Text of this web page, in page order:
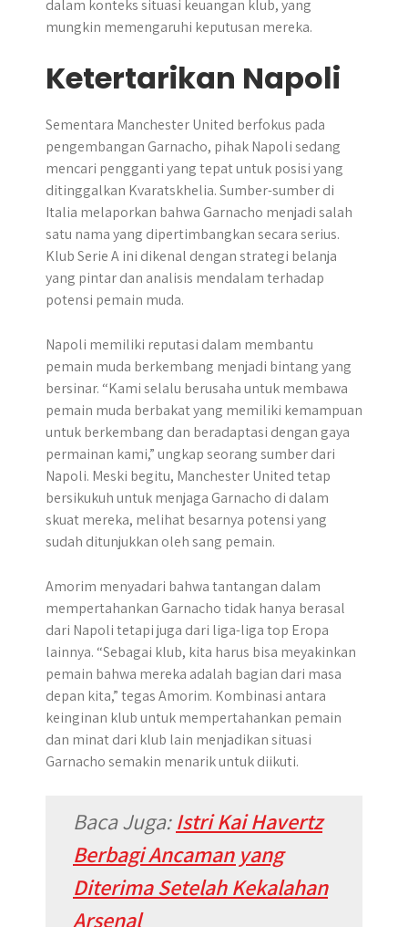
dalam konteks situasi keuangan klub, yang
mungkin memengaruhi keputusan mereka.
Ketertarikan Napoli
Sementara Manchester United berfokus pada
pengembangan Garnacho, pihak Napoli sedang
mencari pengganti yang tepat untuk posisi yang
ditinggalkan Kvaratskhelia. Sumber-sumber di
Italia melaporkan bahwa Garnacho menjadi salah
satu nama yang dipertimbangkan secara serius.
Klub Serie A ini dikenal dengan strategi belanja
yang pintar dan analisis mendalam terhadap
potensi pemain muda.
Napoli memiliki reputasi dalam membantu
pemain muda berkembang menjadi bintang yang
bersinar. “Kami selalu berusaha untuk membawa
pemain muda berbakat yang memiliki kemampuan
untuk berkembang dan beradaptasi dengan gaya
permainan kami,” ungkap seorang sumber dari
Napoli. Meski begitu, Manchester United tetap
bersikukuh untuk menjaga Garnacho di dalam
skuat mereka, melihat besarnya potensi yang
sudah ditunjukkan oleh sang pemain.
Amorim menyadari bahwa tantangan dalam
mempertahankan Garnacho tidak hanya berasal
dari Napoli tetapi juga dari liga-liga top Eropa
lainnya. “Sebagai klub, kita harus bisa meyakinkan
pemain bahwa mereka adalah bagian dari masa
depan kita,” tegas Amorim. Kombinasi antara
keinginan klub untuk mempertahankan pemain
dan minat dari klub lain menjadikan situasi
Garnacho semakin menarik untuk diikuti.
Baca Juga:Istri Kai Havertz
Berbagi Ancaman yang
Diterima Setelah Kekalahan
Arsenal